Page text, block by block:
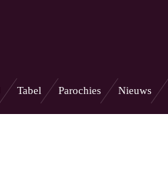
Tabel Parochies Nieuws